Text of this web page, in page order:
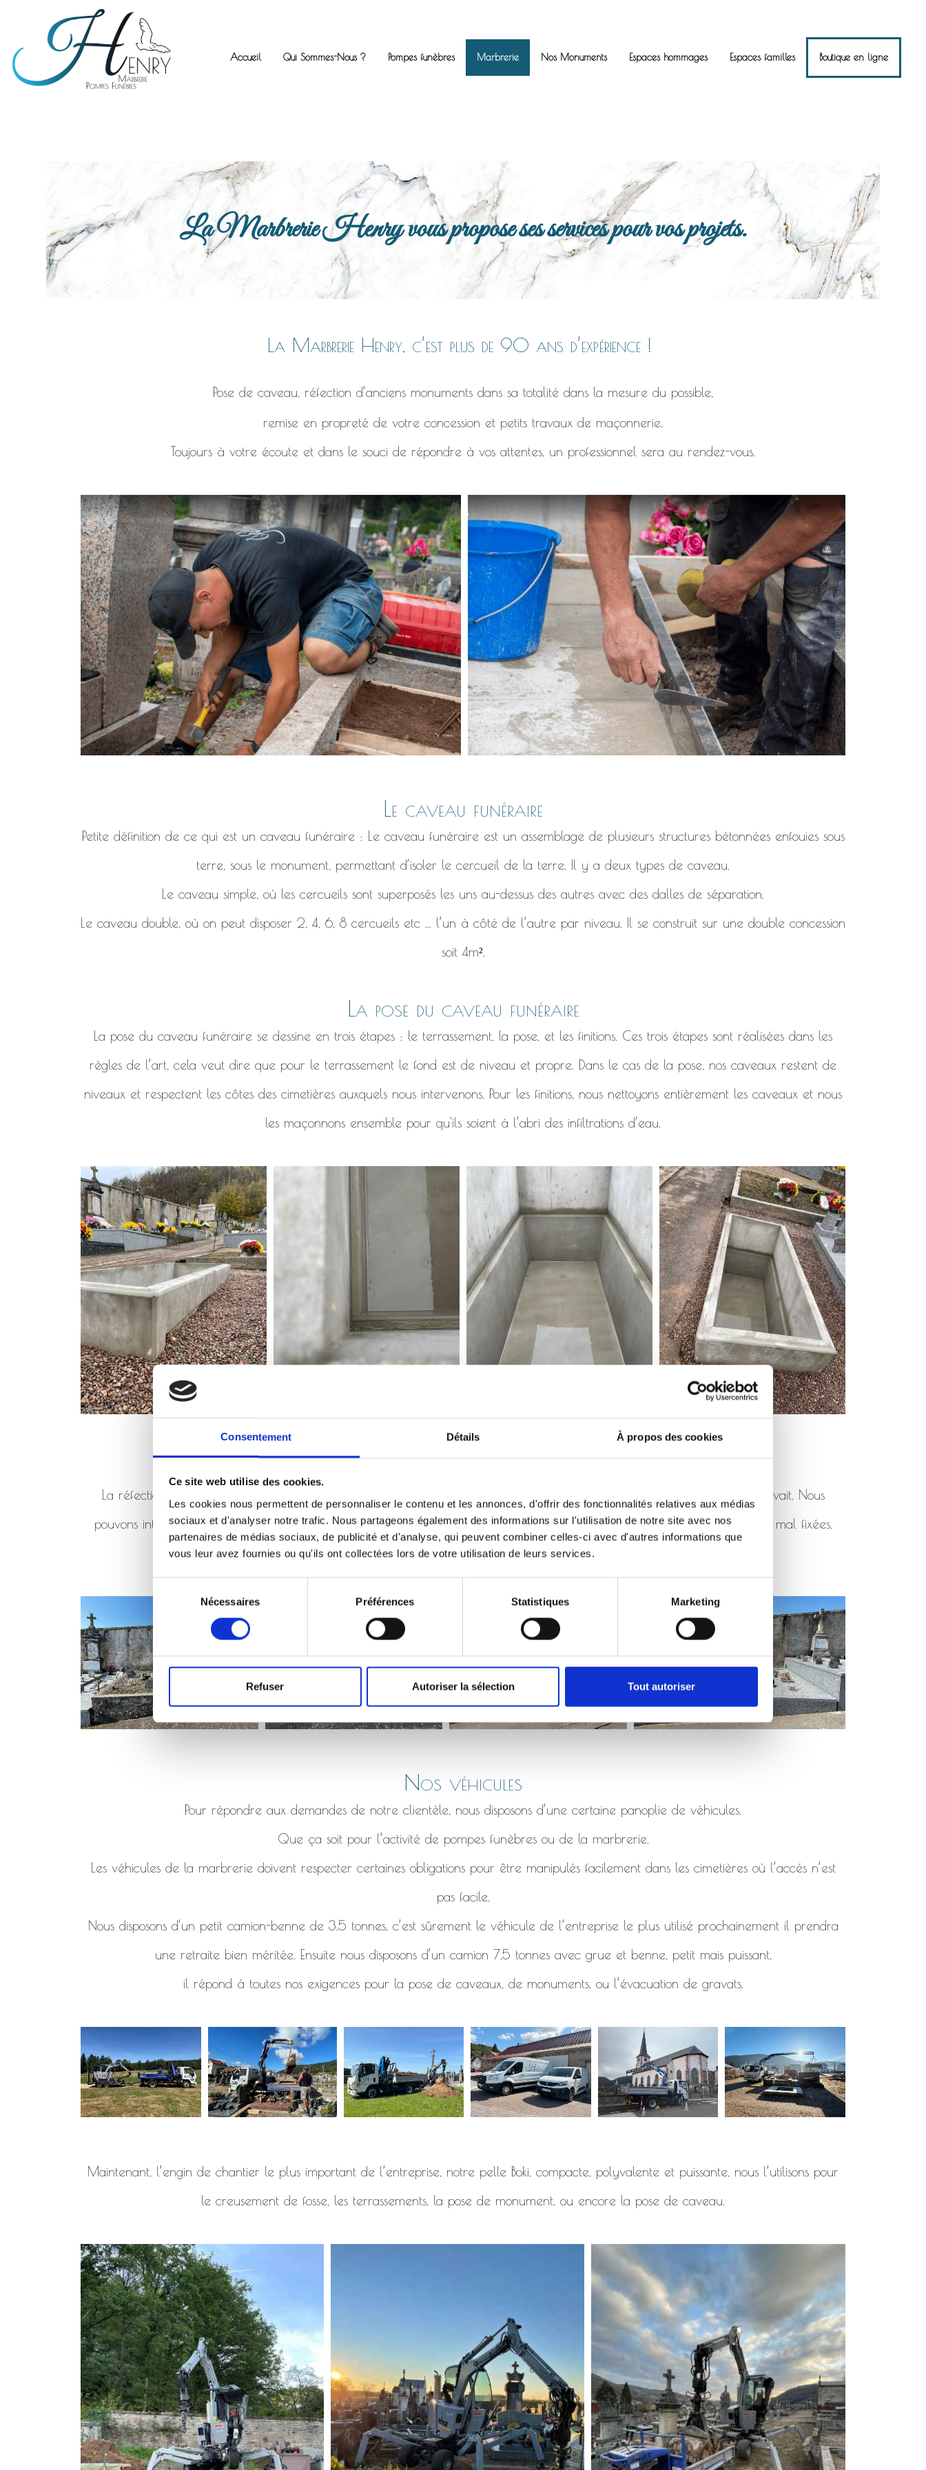
Consentement Détails À propos des cookies
Ce site web utilise des cookies.
Les cookies nous permettent de personnaliser le contenu et les annonces, d'offrir des fonctionnalités relatives aux médias
sociaux et d'analyser notre trafic. Nous partageons également des informations sur l'utilisation de notre site avec nos
partenaires de médias sociaux, de publicité et d'analyse, qui peuvent combiner celles-ci avec d'autres informations que
vous leur avez fournies ou qu'ils ont collectées lors de votre utilisation de leurs services.
consentement
Nécessaires Préférences Statistiques Marketing
Refuser Autoriser la sélection Tout autoriser
Accueil Qui Sommes-Nous ? Pompes funèbres Marbrerie Nos Monuments Espaces hommages Espaces familles Boutique en ligne
La Marbrerie Henry vous propose ses services pour vos projets.
La Marbrerie Henry, c’est plus de 90 ans d’expérience !
Pose de caveau, réfection d’anciens monuments dans sa totalité dans la mesure du possible,
remise en propreté de votre concession et petits travaux de maçonnerie.
Toujours à votre écoute et dans le souci de répondre à vos attentes, un professionnel sera au rendez-vous.
Le caveau funéraire
Petite définition de ce qui est un caveau funéraire : Le caveau funéraire est un assemblage de plusieurs structures bétonnées enfouies sous
terre, sous le monument, permettant d’isoler le cercueil de la terre. Il y a deux types de caveau.
Le caveau simple, où les cercueils sont superposés les uns au-dessus des autres avec des dalles de séparation.
Le caveau double, où on peut disposer 2, 4, 6, 8 cercueils etc ... l’un à côté de l’autre par niveau. Il se construit sur une double concession
soit 4m².
La pose du caveau funéraire
La pose du caveau funéraire se dessine en trois étapes : le terrassement, la pose, et les finitions. Ces trois étapes sont réalisées dans les
règles de l’art, cela veut dire que pour le terrassement le fond est de niveau et propre. Dans le cas de la pose, nos caveaux restent de
niveaux et respectent les côtes des cimetières auxquels nous intervenons. Pour les finitions, nous nettoyons entièrement les caveaux et nous
les maçonnons ensemble pour qu'ils soient à l’abri des infiltrations d’eau.
Réfection de monuments
La réfection de monument consiste à remettre au goût du jour un monument qui parfois n’a pas été posé comme il se devait. Nous
pouvons intervenir en réfection de monument pour un très grand nombre de demandes. Plaques de rhabillages cassées ou mal fixées.
Monument qui s’affaisse, bordure en béton fissuré etc.
Nos véhicules
Pour répondre aux demandes de notre clientèle, nous disposons d’une certaine panoplie de véhicules.
Que ça soit pour l’activité de pompes funèbres ou de la marbrerie.
Les véhicules de la marbrerie doivent respecter certaines obligations pour être manipulés facilement dans les cimetières où l’accés n’est
pas facile.
Nous disposons d’un petit camion-benne de 3,5 tonnes, c’est sûrement le véhicule de l’entreprise le plus utilisé prochainement il prendra
une retraite bien méritée. Ensuite nous disposons d’un camion 7,5 tonnes avec grue et benne, petit mais puissant,
il répond à toutes nos exigences pour la pose de caveaux, de monuments, ou l’évacuation de gravats.
Maintenant, l’engin de chantier le plus important de l’entreprise, notre pelle Boki, compacte, polyvalente et puissante, nous l’utilisons pour
le creusement de fosse, les terrassements, la pose de monument, ou encore la pose de caveau.